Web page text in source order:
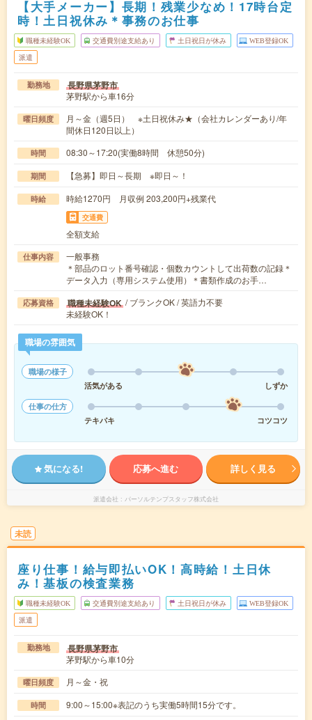
【大手メーカー】長期！残業少なめ！17時台定
時！土日祝休み＊事務のお仕事
職種未経験OK 交通費別途支給あり 土日祝日が休み WEB登録OK
派遣
勤務地 長野県茅野市
茅野駅から車16分
曜日頻度
月～金（週5日） ※土日祝休み★（会社カレンダーあり/年
間休日120日以上）
時間 08:30～17:20(実働8時間 休憩50分)
期間 【急募】即日～長期 ※即日～！
時給 時給1270円 月収例 203,200円+残業代
交通費
全額支給
仕事内容
一般事務
＊部品のロット番号確認・個数カウントして出荷数の記録＊
データ入力（専用システム使用）＊書類作成のお手…
応募資格 職種未経験OK / ブランクOK / 英語力不要
未経験OK！
職場の雰囲気
職場の様子
活気がある
しずか
仕事の仕方
テキパキ
コツコツ
気になる! 応募へ進む 詳しく見る
派遣会社 パーソルテンプスタッフ株式会社
未読
座り仕事！給与即払いOK！高時給！土日休
み！基板の検査業務
職種未経験OK 交通費別途支給あり 土日祝日が休み WEB登録OK
派遣
勤務地 長野県茅野市
茅野駅から車10分
曜日頻度 月～金・祝
時間 9:00～15:00※表記のうち実働5時間15分です。